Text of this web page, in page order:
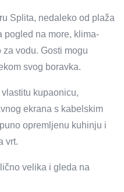
Splita, nedaleko od plaža
pogled na more, klima-
vodu. Gosti mogu
svog boravka.
kupaonicu,
ekrana s kabelskim
opremljenu kuhinju i
vrt.
velika i gleda na